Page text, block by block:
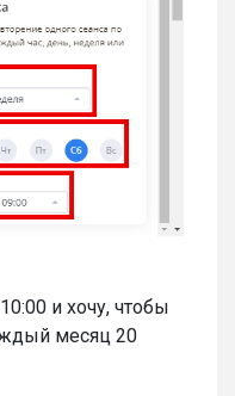
и хочу, чтобы
месяц 20